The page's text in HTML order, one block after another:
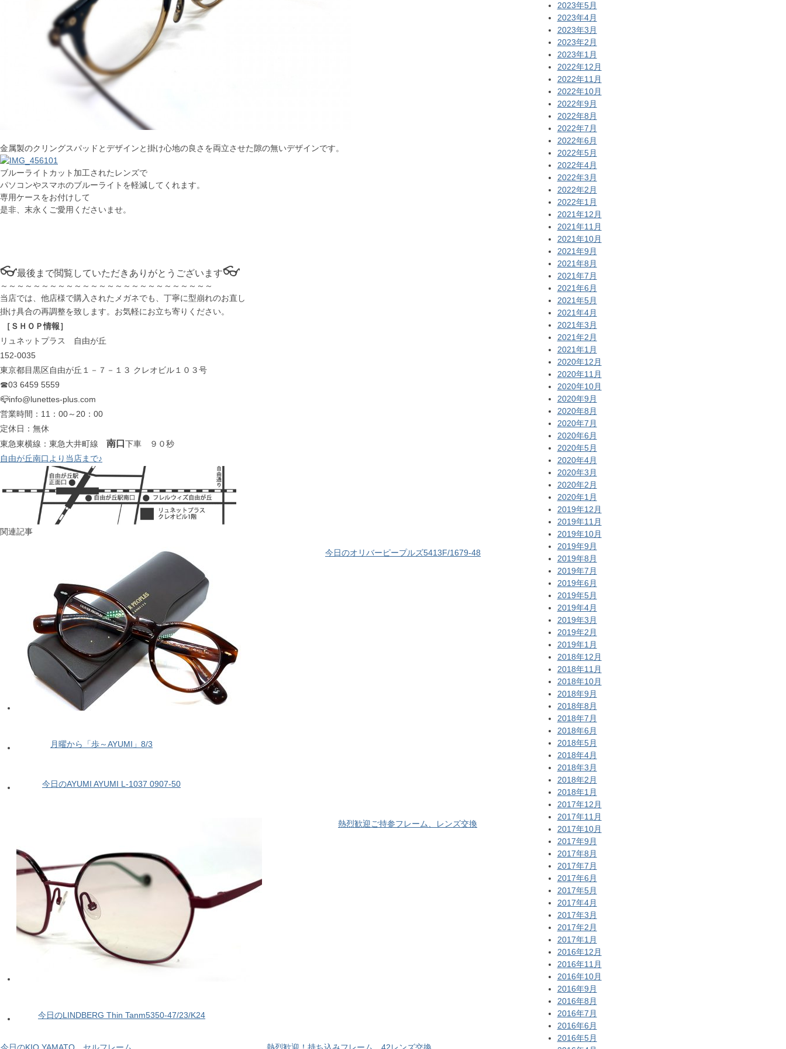
金属製のクリングスパッドとデザインと掛け心地の良さを両立させた隙の無いデザインです。
ブルーライトカット加工されたレンズで
パソコンやスマホのブルーライトを軽減してくれます。
専用ケースをお付けして
是非、末永くご愛用くださいませ。
👓最後まで閲覧していただきありがとうございます👓
～～～～～～～～～～～～～～～～～～～～～～～～～～
当店では、他店様で購入されたメガネでも、丁寧に型崩れのお直し
掛け具合の再調整を致します。お気軽にお立ち寄りください。
［ＳＨＯＰ情報］
リュネットプラス 自由が丘
152-0035
東京都目黒区自由が丘１－７－１３ クレオビル１０３号
☎03 6459 5559
📪info@lunettes-plus.com
営業時間：11：00～20：00
定休日：無休
東急東横線：東急大井町線 南口 下車 ９０秒
自由が丘南口より当店まで♪
関連記事
今日のオリバーピープルズ5413F/1679-48
月曜から「歩～AYUMI」8/3
今日のAYUMI AYUMI L-1037 0907-50
熱烈歓迎ご持参フレーム、レンズ交換
今日のLINDBERG Thin Tanm5350-47/23/K24
2023年5月
2023年4月
2023年3月
2023年2月
2023年1月
2022年12月
2022年11月
2022年10月
2022年9月
2022年8月
2022年7月
2022年6月
2022年5月
2022年4月
2022年3月
2022年2月
2022年1月
2021年12月
2021年11月
2021年10月
2021年9月
2021年8月
2021年7月
2021年6月
2021年5月
2021年4月
2021年3月
2021年2月
2021年1月
2020年12月
2020年11月
2020年10月
2020年9月
2020年8月
2020年7月
2020年6月
2020年5月
2020年4月
2020年3月
2020年2月
2020年1月
2019年12月
2019年11月
2019年10月
2019年9月
2019年8月
2019年7月
2019年6月
2019年5月
2019年4月
2019年3月
2019年2月
2019年1月
2018年12月
2018年11月
2018年10月
2018年9月
2018年8月
2018年7月
2018年6月
2018年5月
2018年4月
2018年3月
2018年2月
2018年1月
2017年12月
2017年11月
2017年10月
2017年9月
2017年8月
2017年7月
2017年6月
2017年5月
2017年4月
2017年3月
2017年2月
2017年1月
2016年12月
2016年11月
2016年10月
2016年9月
2016年8月
2016年7月
2016年6月
2016年5月